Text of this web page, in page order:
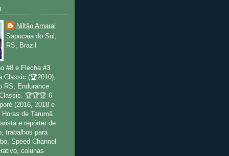
Niltão Amaral
Sapucaia do Sul,
RS, Brazil
#8 e Flecha #3.
Classic (🏆2010),
RS, Endurance
🏆🏆🏆 6
(2016, 2018 e
de Tarumã
e repórter de
trabalhos para
Speed Channel
colunas